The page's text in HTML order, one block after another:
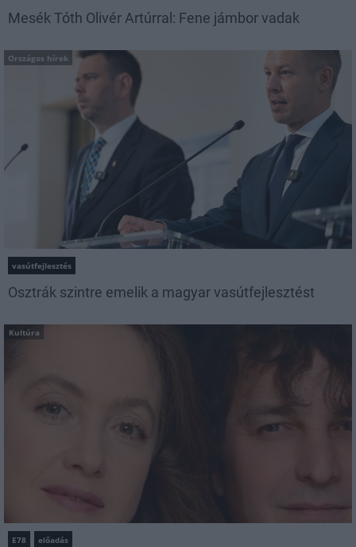
Mesék Tóth Olivér Artúrral: Fene jámbor vadak
Országos hírek
vasútfejlesztés
Osztrák szintre emelik a magyar vasútfejlesztést
Kultúra
E78 előadás